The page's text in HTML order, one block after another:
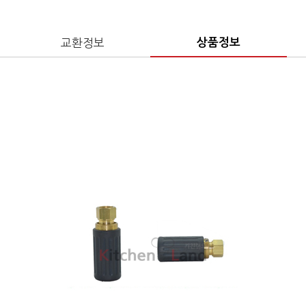
교환정보 상품정보